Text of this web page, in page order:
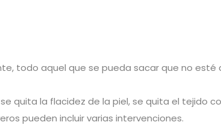
todo aquel que se pueda sacar que no
quita la flacidez de la piel, se quita el tejido
pueden incluir varias intervenciones.